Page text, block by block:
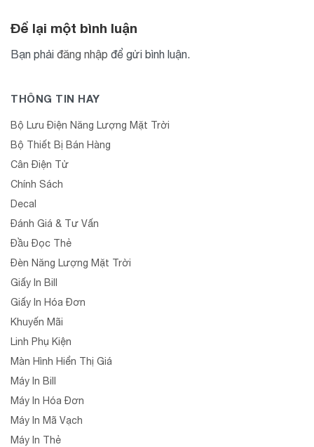
Để lại một bình luận
Bạn phải đăng nhập để gửi bình luận.
THÔNG TIN HAY
Bộ Lưu Điện Năng Lượng Mặt Trời
Bộ Thiết Bị Bán Hàng
Cân Điện Tử
Chính Sách
Decal
Đánh Giá & Tư Vấn
Đầu Đọc Thẻ
Đèn Năng Lượng Mặt Trời
Giấy In Bill
Giấy In Hóa Đơn
Khuyến Mãi
Linh Phụ Kiện
Màn Hình Hiển Thị Giá
Máy In Bill
Máy In Hóa Đơn
Máy In Mã Vạch
Máy In Thẻ